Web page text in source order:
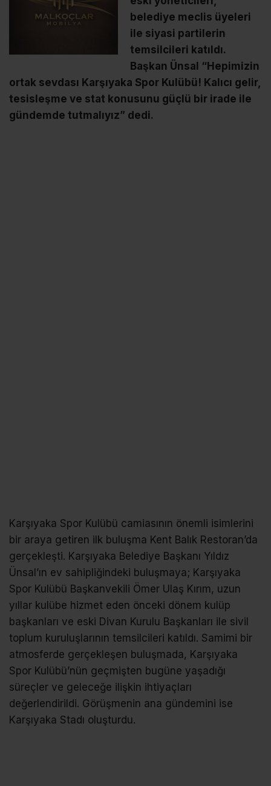
belediye meclis üyeleri
ile siyasi partilerin
temsilcileri katıldı.
Başkan Ünsal “Hepimizin
ortak sevdası Karşıyaka Spor Kulübü! Kalıcı gelir,
tesisleşme ve stat konusunu güçlü bir irade ile
gündemde tutmalıyız” dedi.
Karşıyaka Spor Kulübü camiasının önemli isimlerini
bir araya getiren ilk buluşma Kent Balık Restoran’da
gerçekleşti. Karşıyaka Belediye Başkanı Yıldız
Ünsal’ın ev sahipliğindeki buluşmaya; Karşıyaka
Spor Kulübü Başkanvekili Ömer Ulaş Kırım, uzun
yıllar kulübe hizmet eden önceki dönem kulüp
başkanları ve eski Divan Kurulu Başkanları ile sivil
toplum kuruluşlarının temsilcileri katıldı. Samimi bir
atmosferde gerçekleşen buluşmada, Karşıyaka
Spor Kulübü’nün geçmişten bugüne yaşadığı
süreçler ve geleceğe ilişkin ihtiyaçları
değerlendirildi. Görüşmenin ana gündemini ise
Karşıyaka Stadı oluşturdu.